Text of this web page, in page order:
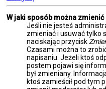
W jaki sposób można zmienić
Jeśli nie jesteś
zmieniać i usuwać tylko
naciskając przycisk
Czasami można to
napisaniu. Jeżeli ktoś
postem pojawi się
był zmieniany.
ktoś zamieścił pod tym